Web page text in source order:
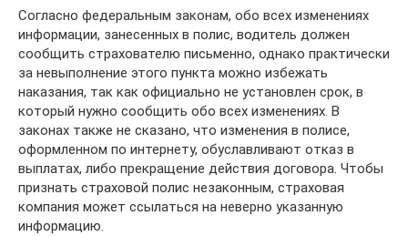
Согласно федеральным законам, обо всех изменениях
информации, занесенных в полис, водитель должен
сообщить страхователю письменно, однако практически
за невыполнение этого пункта можно избежать
наказания, так как официально не установлен срок, в
который нужно сообщить обо всех изменениях. В
законах также не сказано, что изменения в полисе,
оформленном по интернету, обуславливают отказ в
выплатах, либо прекращение действия договора. Чтобы
признать страховой полис незаконным, страховая
компания может ссылаться на неверно указанную
информацию.